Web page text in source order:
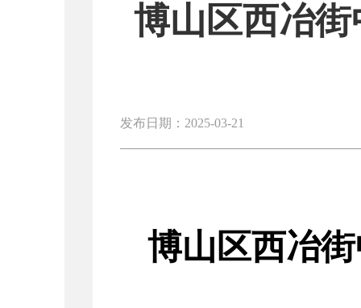
博山区西冶
发布日期：2025-03-21
博山区西冶